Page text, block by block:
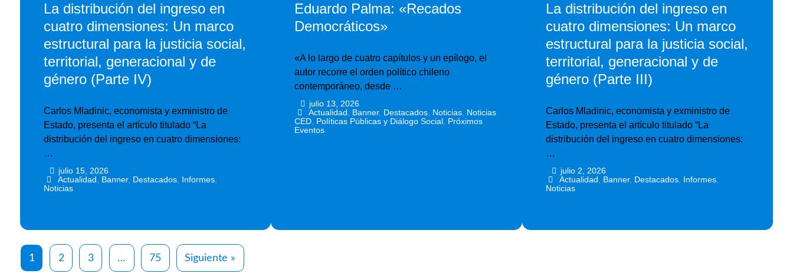
La distribución del ingreso en
cuatro dimensiones: Un marco
estructural para la justicia social,
territorial, generacional y de
género (Parte IV)
Carlos Mladinic, economista y exministro de
Estado, presenta el artículo titulado “La
distribución del ingreso en cuatro dimensiones:
…
julio 15, 2026
Actualidad Banner, Destacados, Informes,
Noticias
Eduardo Palma: «Recados
Democráticos»
«A lo largo de cuatro capítulos y un epílogo, el
autor recorre el orden político chileno
contemporáneo, desde …
julio 13, 2026
Actualidad Banner, Destacados, Noticias, Noticias
CED Políticas Públicas y Diálogo Social Próximos
Eventos
La distribución del ingreso en
cuatro dimensiones: Un marco
estructural para la justicia social,
territorial, generacional y de
género (Parte III)
Carlos Mladinic, economista y exministro de
Estado, presenta el artículo titulado “La
distribución del ingreso en cuatro dimensiones:
…
julio 2, 2026
Actualidad Banner, Destacados Informes
Noticias
1 2 3 … 75 Siguiente »